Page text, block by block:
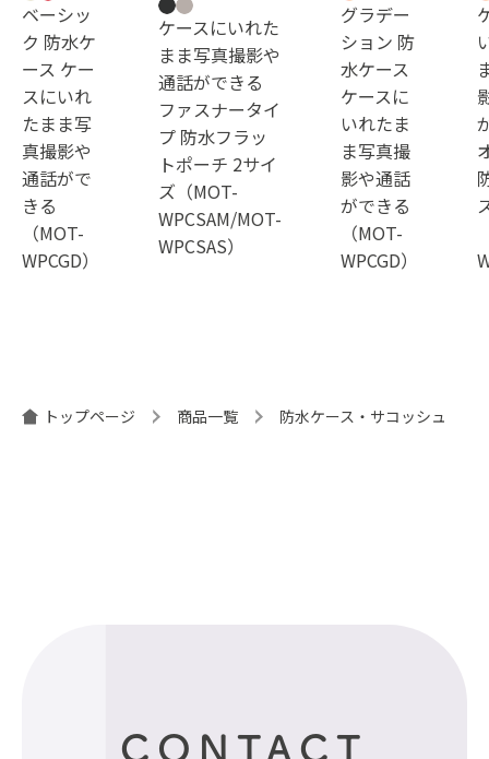
ベーシッ
ク 防水ケ
ース ケー
スにいれ
たまま写
真撮影や
通話がで
きる
（MOT-
WPCGD）
ケースにいれた
まま写真撮影や
通話ができる
ファスナータイ
プ 防水フラッ
トポーチ 2サイ
ズ（MOT-
WPCSAM/MOT-
WPCSAS）
グラデー
ション 防
水ケース
ケースに
いれたま
ま写真撮
影や通話
ができる
（MOT-
WPCGD）
トップページ 商品一覧 防水ケース・サコッシュ
CONTACT